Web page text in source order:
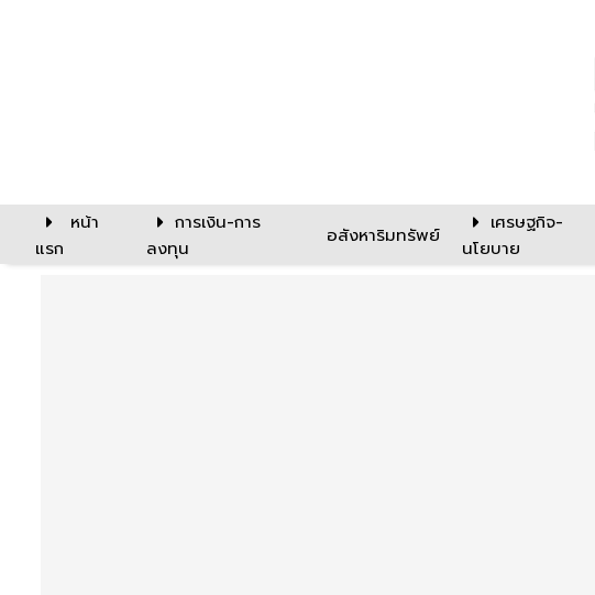
หน้า
แรก
การเงิน-การ
ลงทุน
อสังหาริมทรัพย์
เศรษฐกิจ-
นโยบาย